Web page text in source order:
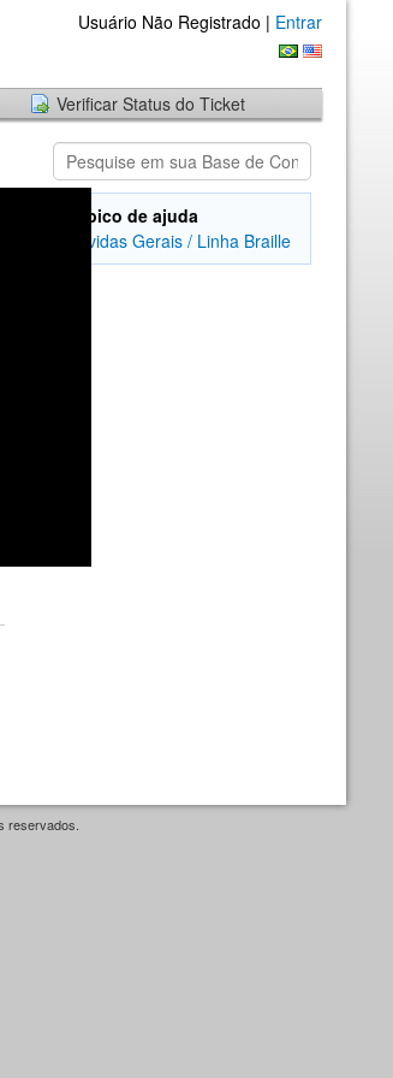
Usuário Não Registrado | Entrar
Verificar Status do Ticket
Tópico de ajuda
Dúvidas Gerais / Linha Braille
reservados.